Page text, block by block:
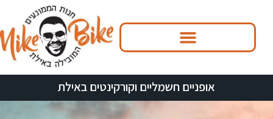
אופניים חשמליים וקורקינטים באילת